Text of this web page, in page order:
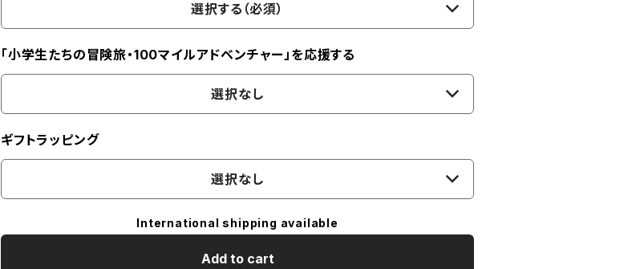
選択する（必須）
「小学生たちの冒険旅・100マイルアドベンチャー」を応援する
選択なし
ギフトラッピング
選択なし
International shipping available
Add to cart